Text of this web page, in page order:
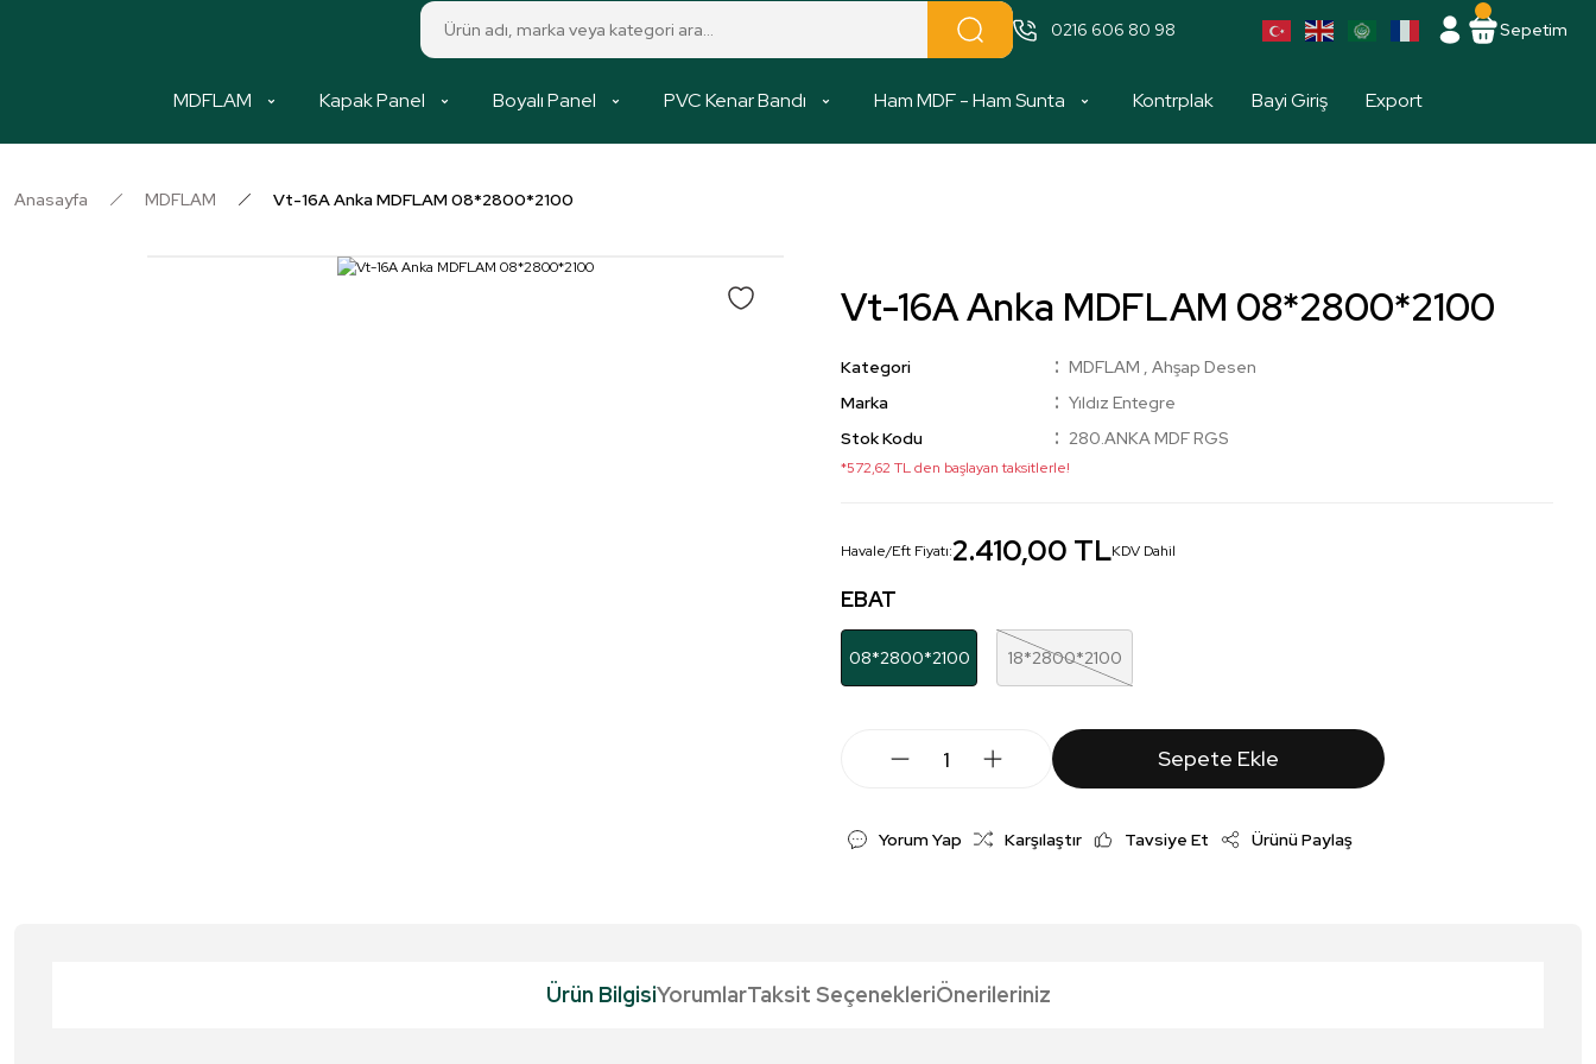
0216 606 80 98 Sepetim
MDFLAM Kapak Panel Boyalı Panel PVC Kenar Bandı Ham MDF - Ham Sunta Kontrplak Bayi Giriş Export
Anasayfa MDFLAM Vt-16A Anka MDFLAM 08*2800*2100
Vt-16A Anka MDFLAM 08*2800*2100
Kategori MDFLAM , Ahşap Desen
Marka
Yıldız Entegre
Stok Kodu
280.ANKA MDF RGS
*572,62 TL den başlayan taksitlerle!
Havale/Eft Fiyatı:2.410,00 TLKDV Dahil
EBAT
08*2800*2100 18*2800*2100
Sepete Ekle
Yorum Yap Karşılaştır Tavsiye Et Ürünü Paylaş
Ürün BilgisiYorumlarTaksit SeçenekleriÖnerileriniz